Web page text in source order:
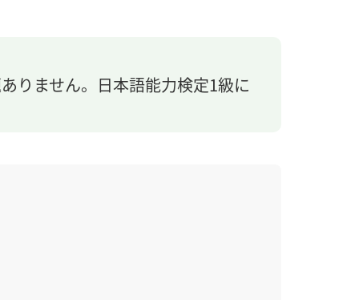
りません。日本語能力検定1級に